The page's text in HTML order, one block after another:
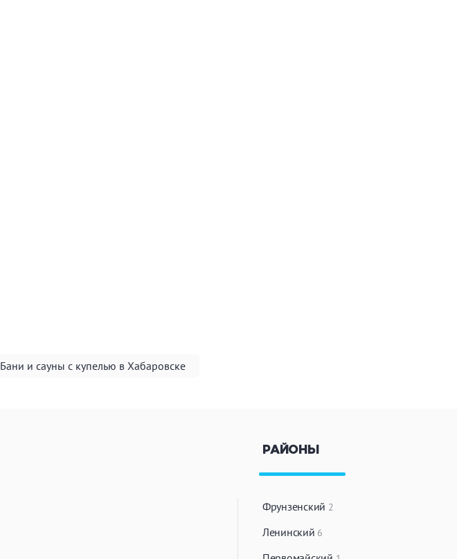
Бани и сауны с купелью в Хабаровске
РАЙОНЫ
Фрунзенский 2
Ленинский 6